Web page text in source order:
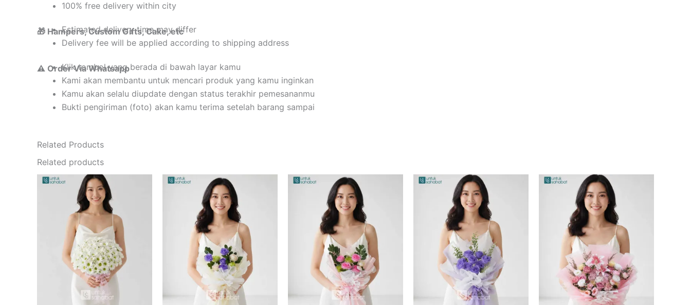
100% free delivery within city
🎁 Hampers, Custom Gifts, Cake, etc
Estimated delivery time may differ
Delivery fee will be applied according to shipping address
⚠️ Order Via Whatsapp
Klik tombol yang berada di bawah layar kamu
Kami akan membantu untuk mencari produk yang kamu inginkan
Kamu akan selalu diupdate dengan status terakhir pemesananmu
Bukti pengiriman (foto) akan kamu terima setelah barang sampai
Related Products
Related products